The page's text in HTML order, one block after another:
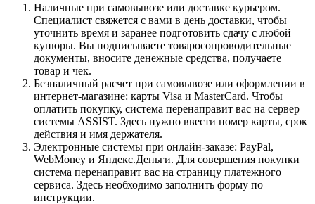
Наличные при самовывозе или доставке курьером.
Специалист свяжется с вами в день доставки, чтобы
уточнить время и заранее подготовить сдачу с любой
купюры. Вы подписываете товаросопроводительные
документы, вносите денежные средства, получаете
товар и чек.
Безналичный расчет при самовывозе или оформлении в
интернет-магазине: карты Visa и MasterCard. Чтобы
оплатить покупку, система перенаправит вас на сервер
системы ASSIST. Здесь нужно ввести номер карты, срок
действия и имя держателя.
Электронные системы при онлайн-заказе: PayPal,
WebMoney и Яндекс.Деньги. Для совершения покупки
система перенаправит вас на страницу платежного
сервиса. Здесь необходимо заполнить форму по
инструкции.